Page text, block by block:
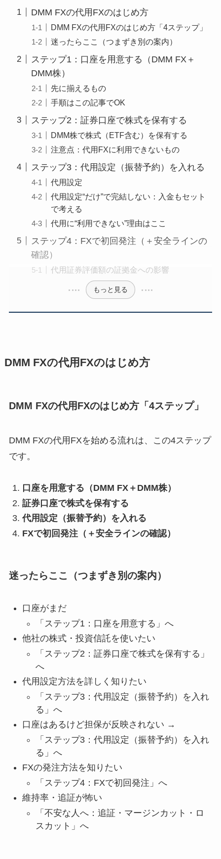
DMM FXの代用FXのはじめ方
DMM FXの代用FXのはじめ方「4ステップ」
迷ったらここ（つまずき別の案内）
ステップ1：口座を用意する（DMM FX＋
DMM株）
先に揃えるもの
手順はこの記事でOK
ステップ2：証券口座で株式を保有する
DMM株で株式（ETF含む）を保有する
注意点：代用FXに利用できないもの
ステップ3：代用設定（振替予約）を入れる
代用設定
代用設定“だけ”で完結しない：入金もセット
で考える
代用に“利用できない”理由はここ
ステップ4：FXで初回発注（＋安全ラインの
確認）
代用証券評価額の証拠金への影響
もっと見る
DMM FXの代用FXのはじめ方
DMM FXの代用FXのはじめ方「4ステップ」
DMM FXの代用FXを始める流れは、この4ステップ
です。
口座を用意する（DMM FX＋DMM株）
証券口座で株式を保有する
代用設定（振替予約）を入れる
FXで初回発注（＋安全ラインの確認）
迷ったらここ（つまずき別の案内）
口座がまだ
「ステップ1：口座を用意する」へ
他社の株式・投資信託を使いたい
「ステップ2：証券口座で株式を保有する」
へ
代用設定方法を詳しく知りたい
「ステップ3：代用設定（振替予約）を入れ
る」へ
口座はあるけど担保が反映されない →
「ステップ3：代用設定（振替予約）を入れ
る」へ
FXの発注方法を知りたい
「ステップ4：FXで初回発注」へ
維持率・追証が怖い
「不安な人へ：追証・マージンカット・ロ
スカット」へ